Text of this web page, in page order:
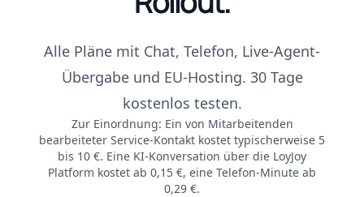
Alle Pläne mit Chat, Telefon, Live-Agent-
Übergabe und EU-Hosting. 30 Tage
kostenlos testen.
Zur Einordnung: Ein von Mitarbeitenden
bearbeiteter Service-Kontakt kostet typischerweise 5
bis 10 €. Eine KI-Konversation über die LoyJoy
Platform kostet ab 0,15 €, eine Telefon-Minute ab
0,29 €.